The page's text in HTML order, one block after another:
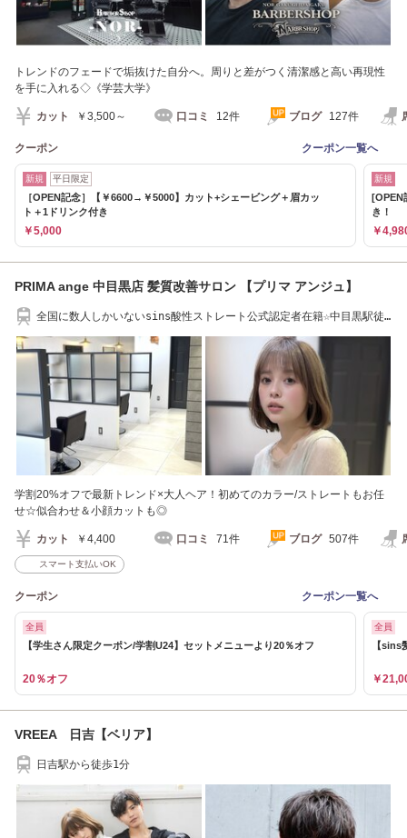
トレンドのフェードで垢抜けた自分へ。周りと差がつく清潔感と高い再現性
を手に入れる◇《学芸大学》
カット ￥3,500～ 口コミ 12件 ブログ 127件
クーポン クーポン一覧へ
新規 平日限定
［OPEN記念］【￥6600→￥5000】カット+シェービング＋眉カッ
ト＋1ドリンク付き
￥5,000
新規
[OPEN
き！
￥
PRIMA ange 中目黒店 髪質改善サロン 【プリマ アンジュ】
全国に数人しかいないsins酸性ストレート公式認定者在籍☆中目黒駅徒
学割20%オフで最新トレンド×大人ヘア！初めてのカラー/ストレートもお任
せ☆似合わせ＆小顔カットも◎
カット ￥4,400 口コミ 71件 ブログ 507件
スマート支払いOK
クーポン クーポン一覧へ
全員
【学生さん限定クーポン/学割U24】セットメニューより20％オフ
20％オフ
全員
【sins
￥
VREEA 日吉【ベリア】
日吉駅から徒歩1分